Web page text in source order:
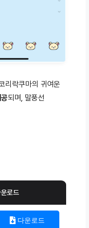
리락쿠마의 귀여운
되며, 말풍선
로드
다운로드